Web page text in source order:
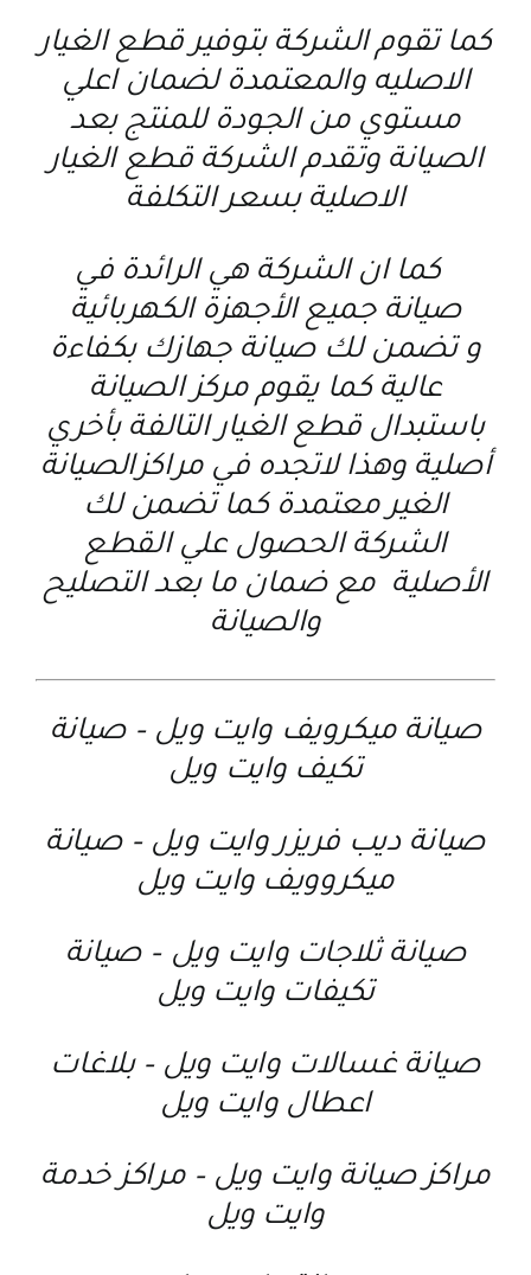
كما تقوم الشركة بتوفير قطع الغيار
الاصليه والمعتمدة لضمان اعلي
مستوي من الجودة للمنتج بعد
الصيانة وتقدم الشركة قطع الغيار
الاصلية بسعر التكلفة
كما ان الشركة هي الرائدة في
صيانة جميع الأجهزة الكهربائية
و تضمن لك صيانة جهازك بكفاءة
عالية كما يقوم مركز الصيانة
باستبدال قطع الغيار التالفة بأخري
أصلية وهذا لاتجده في مراكزالصيانة
الغير معتمدة كما تضمن لك
الشركة الحصول علي القطع
الأصلية مع ضمان ما بعد التصليح
والصيانة
صيانة ميكرويف وايت ويل – صيانة
تكيف وايت ويل
صيانة ديب فريزر وايت ويل– صيانة
ميكروويف وايت ويل
صيانة ثلاجات وايت ويل–صيانة
تكيفات وايت ويل
صيانة غسالات وايت ويل – بلاغات
اعطال وايت ويل
مراكز صيانة وايت ويل –مراكز خدمة
وايت ويل